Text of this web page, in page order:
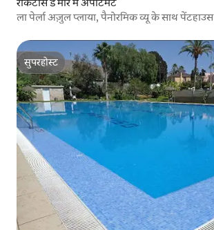
ला पेर्ला अज़ुल प्लाया, पैनोरमिक व्यू के साथ पेंटहाउस
सुपरहोस्ट
सुपरहोस्ट